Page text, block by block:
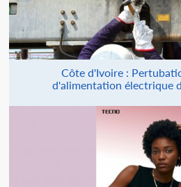
Côte d'Ivoire :
d'alimentation électrique